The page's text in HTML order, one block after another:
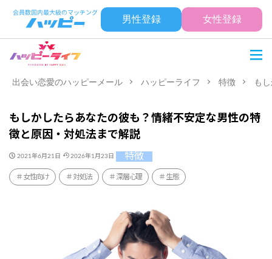
男性登録 女性登録
出会い恋愛のハッピーメール ハッピーライフ 特徴 も
もしかしたらあなたの彼も？情緒不安定な男性の特
徴と原因・対処法まで解説
2021年6月21日 2026年1月23日 特徴
女性向け 対処法 深層心理 生態